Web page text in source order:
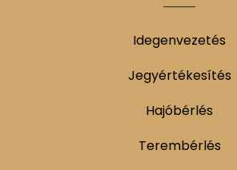
Idegenvezetés
Jegyértékesítés
Hajóbérlés
Terembérlés